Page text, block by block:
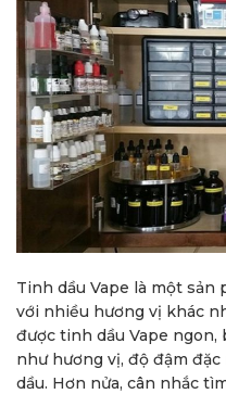
Tinh dầu Vape là một sản
với nhiều hương vị khác
được tinh dầu Vape ngon,
như hương vị, độ đậm
dầu. Hơn nửa, cân nhắc